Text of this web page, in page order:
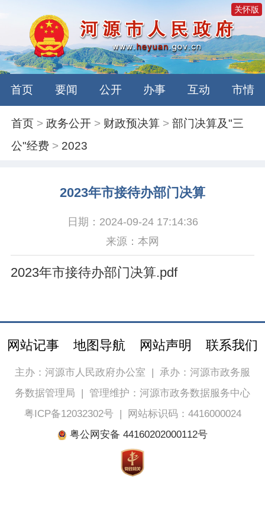
关怀版
首页 要闻 公开 办事 互动 市情
首页 >政务公开 > 财政预决算 >部门决算及"三
公"经费 > 2023
2023年市接待办部门决算
日期：2024-09-24 17:14:36
来源：本网
2023年市接待办部门决算.pdf
网站记事 地图导航 网站声明 联系我们
主办：河源市人民政府办公室 | 承办：河源市政务服
务数据管理局 | 管理维护：河源市政务数据服务中心
粤ICP备12032302号|
网站标识码：4416000024
粤公网安备 44160202000112号